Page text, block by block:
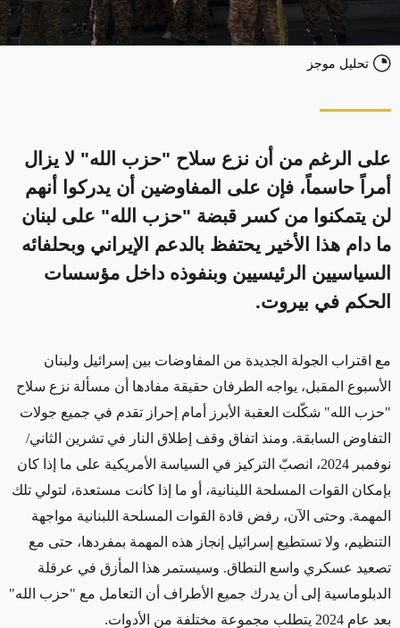
تحليل موجز
على الرغم من أن نزع سلاح "حزب الله" لا يزال
أمراً حاسماً، فإن على المفاوضين أن يدركوا أنهم
لن يتمكنوا من كسر قبضة "حزب الله" على لبنان
ما دام هذا الأخير يحتفظ بالدعم الإيراني وبحلفائه
السياسيين الرئيسيين وبنفوذه داخل مؤسسات
الحكم في بيروت.
مع اقتراب الجولة الجديدة من المفاوضات بين إسرائيل ولبنان
الأسبوع المقبل، يواجه الطرفان حقيقة مفادها أن مسألة نزع سلاح
"حزب الله" شكّلت العقبة الأبرز أمام إحراز تقدم في جميع جولات
التفاوض السابقة. ومنذ اتفاق وقف إطلاق النار في تشرين الثاني/
نوفمبر 2024، انصبّ التركيز في السياسة الأمريكية على ما إذا كان
بإمكان القوات المسلحة اللبنانية، أو ما إذا كانت مستعدة، لتولي تلك
المهمة. وحتى الآن، رفض قادة القوات المسلحة اللبنانية مواجهة
التنظيم، ولا تستطيع إسرائيل إنجاز هذه المهمة بمفردها، حتى مع
تصعيد عسكري واسع النطاق. وسيستمر هذا المأزق في عرقلة
الدبلوماسية إلى أن يدرك جميع الأطراف أن التعامل مع "حزب الله"
بعد عام 2024 يتطلب مجموعة مختلفة من الأدوات
.